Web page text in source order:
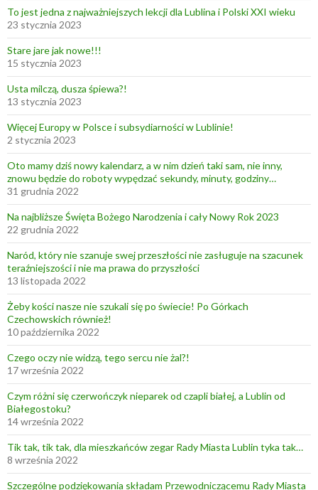
To jest jedna z najważniejszych lekcji dla Lublina i Polski XXI wieku
23 stycznia 2023
Stare jare jak nowe!!!
15 stycznia 2023
Usta milczą, dusza śpiewa?!
13 stycznia 2023
Więcej Europy w Polsce i subsydiarności w Lublinie!
2 stycznia 2023
Oto mamy dziś nowy kalendarz, a w nim dzień taki sam, nie inny,
znowu będzie do roboty wypędzać sekundy, minuty, godziny…
31 grudnia 2022
Na najbliższe Święta Bożego Narodzenia i cały Nowy Rok 2023
22 grudnia 2022
Naród, który nie szanuje swej przeszłości nie zasługuje na szacunek
teraźniejszości i nie ma prawa do przyszłości
13 listopada 2022
Żeby kości nasze nie szukali się po świecie! Po Górkach
Czechowskich również!
10 października 2022
Czego oczy nie widzą, tego sercu nie żal?!
17 września 2022
Czym różni się czerwończyk nieparek od czapli białej, a Lublin od
Białegostoku?
14 września 2022
Tik tak, tik tak, dla mieszkańców zegar Rady Miasta Lublin tyka tak…
8 września 2022
Szczególne podziękowania składam Przewodniczącemu Rady Miasta